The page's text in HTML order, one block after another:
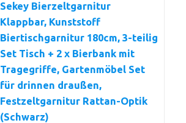
Sekey Bierzeltgarnitur
Klappbar, Kunststoff
Biertischgarnitur 180cm, 3-teilig
Set Tisch + 2 x Bierbank mit
Tragegriffe, Gartenmöbel Set
für drinnen draußen,
Festzeltgarnitur Rattan-Optik
(Schwarz)